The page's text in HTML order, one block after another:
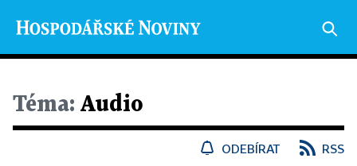
Téma: Audio
ODEBÍRAT RSS